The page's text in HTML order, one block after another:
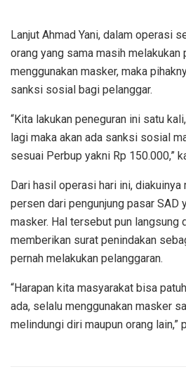
Lanjut Ahmad Yani, dalam operasi
orang yang sama masih melakukan
menggunakan masker, maka
sanksi sosial bagi pelanggar.
“Kita lakukan peneguran ini satu
lagi maka akan ada sanksi sosial
sesuai Perbup yakni Rp 150.000,”
Dari hasil operasi hari ini, diakuinya
persen dari pengunjung pasar SAD
masker. Hal tersebut pun langsung
memberikan surat penindakan
pernah melakukan pelanggaran.
“Harapan kita masyarakat bisa
ada, selalu menggunakan masker
melindungi diri maupun orang lain,”